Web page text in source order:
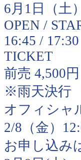
6月1日（土
OPEN /
16:45 / 17:30
TICKET
前売 4,500
※雨天決行
オフィシャ
2/8（金）
お申し込み